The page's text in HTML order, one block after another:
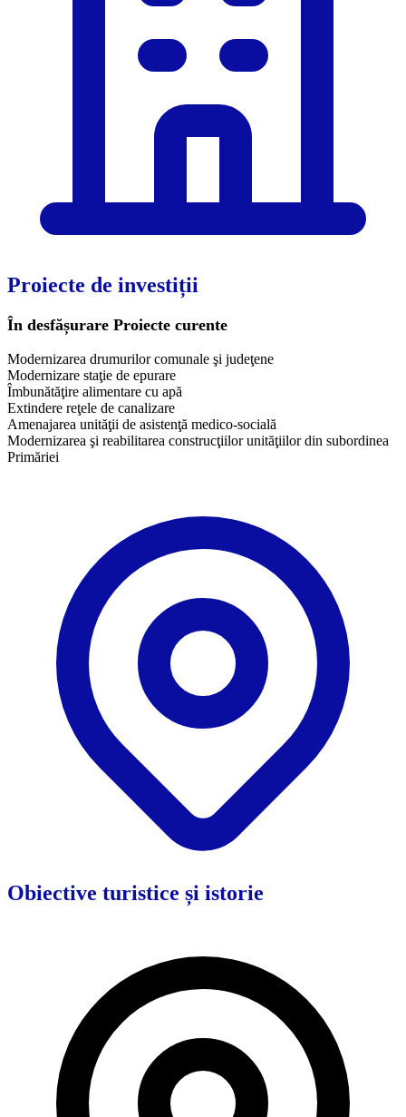
Proiecte de investiții
În desfășurare Proiecte curente
Modernizarea drumurilor comunale şi judeţene
Modernizare staţie de epurare
Îmbunătăţire alimentare cu apă
Extindere reţele de canalizare
Amenajarea unităţii de asistenţă medico-socială
Modernizarea şi reabilitarea construcţiilor unităţiilor din subordinea
Primăriei
Obiective turistice și istorie